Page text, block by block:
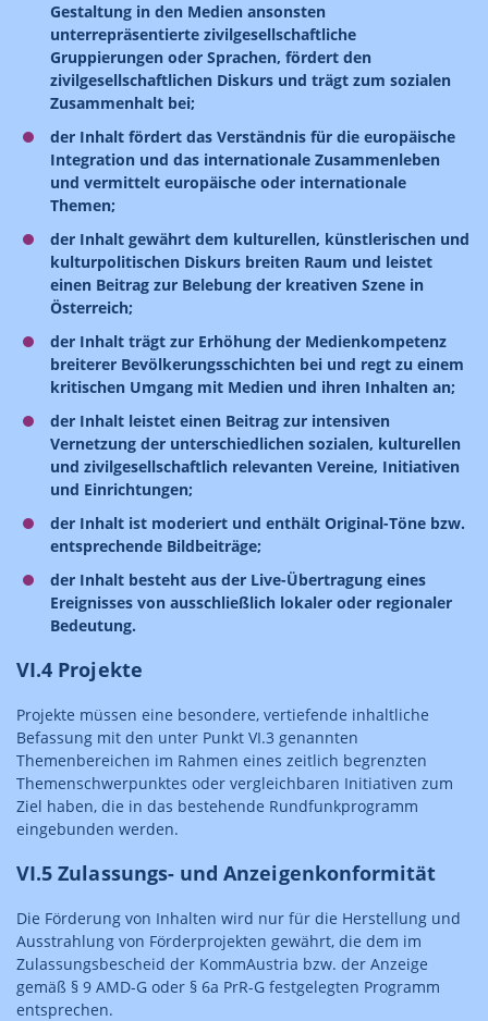
Gestaltung in den Medien ansonsten
unterrepräsentierte zivilgesellschaftliche
Gruppierungen oder Sprachen, fördert den
zivilgesellschaftlichen Diskurs und trägt zum sozialen
Zusammenhalt bei;
der Inhalt fördert das Verständnis für die europäische
Integration und das internationale Zusammenleben
und vermittelt europäische oder internationale
Themen;
der Inhalt gewährt dem kulturellen, künstlerischen und
kulturpolitischen Diskurs breiten Raum und leistet
einen Beitrag zur Belebung der kreativen Szene in
Österreich;
der Inhalt trägt zur Erhöhung der Medienkompetenz
breiterer Bevölkerungsschichten bei und regt zu einem
kritischen Umgang mit Medien und ihren Inhalten an;
der Inhalt leistet einen Beitrag zur intensiven
Vernetzung der unterschiedlichen sozialen, kulturellen
und zivilgesellschaftlich relevanten Vereine, Initiativen
und Einrichtungen;
der Inhalt ist moderiert und enthält Original-Töne bzw.
entsprechende Bildbeiträge;
der Inhalt besteht aus der Live-Übertragung eines
Ereignisses von ausschließlich lokaler oder regionaler
Bedeutung.
VI.4 Projekte
Projekte müssen eine besondere, vertiefende inhaltliche
Befassung mit den unter Punkt VI.3 genannten
Themenbereichen im Rahmen eines zeitlich begrenzten
Themenschwerpunktes oder vergleichbaren Initiativen zum
Ziel haben, die in das bestehende Rundfunkprogramm
eingebunden werden.
VI.5 Zulassungs- und Anzeigenkonformität
Die Förderung von Inhalten wird nur für die Herstellung und
Ausstrahlung von Förderprojekten gewährt, die dem im
Zulassungsbescheid der KommAustria bzw. der Anzeige
gemäß § 9 AMD-G oder § 6a PrR-G festgelegten Programm
entsprechen.